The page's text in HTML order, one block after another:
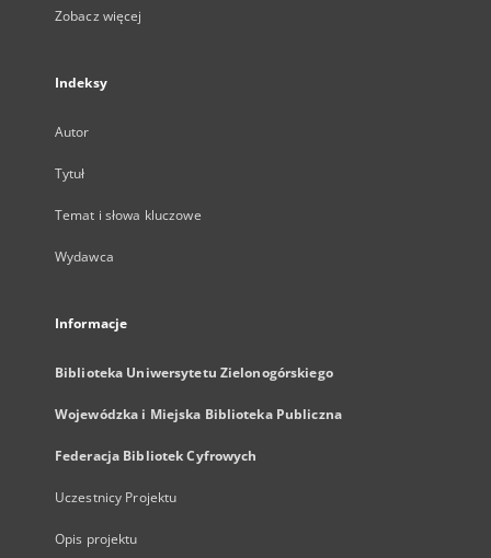
Zobacz więcej
Indeksy
Autor
Tytuł
Temat i słowa kluczowe
Wydawca
Informacje
Biblioteka Uniwersytetu Zielonogórskiego
Wojewódzka i Miejska Biblioteka Publiczna
Federacja Bibliotek Cyfrowych
Uczestnicy Projektu
Opis projektu